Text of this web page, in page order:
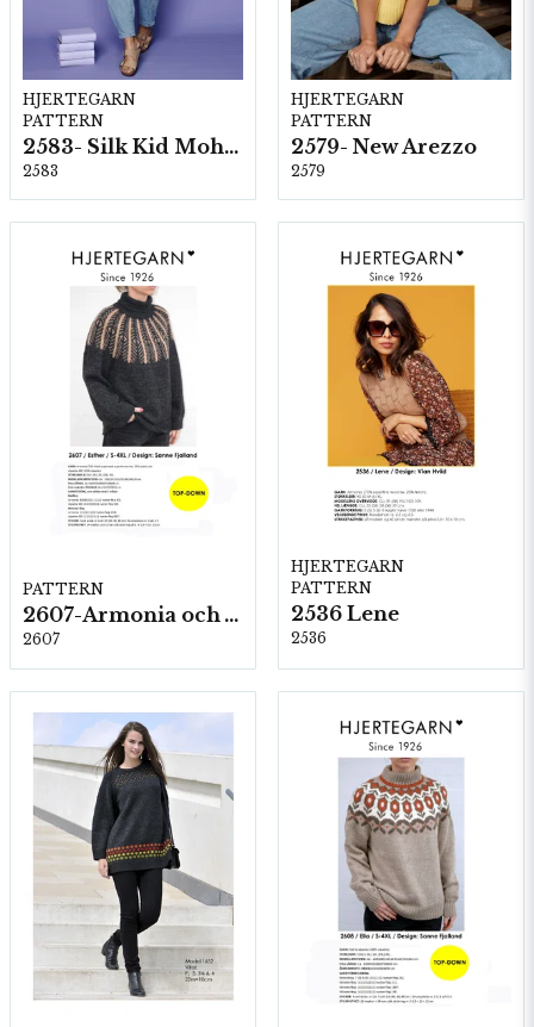
HJERTEGARN
PATTERN
2583- Silk Kid Mohair
2583
HJERTEGARN
PATTERN
2579- New Arezzo
2579
PATTERN
2607-Armonia och Alpaca 400
2607
HJERTEGARN
PATTERN
2536 Lene
2536